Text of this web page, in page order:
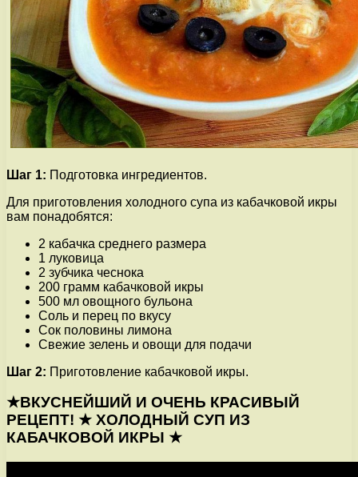
Шаг 1: Подготовка ингредиентов.
Для приготовления холодного супа из кабачковой икры
вам понадобятся:
2 кабачка среднего размера
1 луковица
2 зубчика чеснока
200 грамм кабачковой икры
500 мл овощного бульона
Соль и перец по вкусу
Сок половины лимона
Свежие зелень и овощи для подачи
Шаг 2: Приготовление кабачковой икры.
★ВКУСНЕЙШИЙ И ОЧЕНЬ КРАСИВЫЙ
РЕЦЕПТ! ★ ХОЛОДНЫЙ СУП ИЗ
КАБАЧКОВОЙ ИКРЫ ★